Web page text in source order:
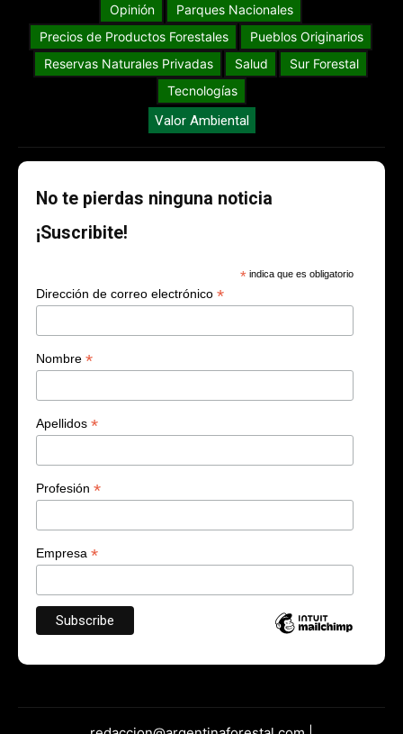
Opinión
Parques Nacionales
Precios de Productos Forestales
Pueblos Originarios
Reservas Naturales Privadas
Salud
Sur Forestal
Tecnologías
Valor Ambiental
No te pierdas ninguna noticia
¡Suscribite!
* indica que es obligatorio
Dirección de correo electrónico *
Nombre *
Apellidos *
Profesión *
Empresa *